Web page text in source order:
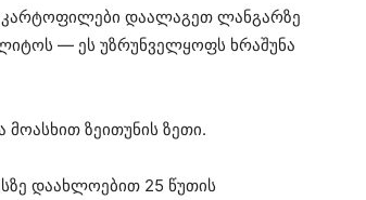
კარტოფილები დაალაგეთ ლანგარზე
— ეს უზრუნველყოფს ხრაშუნა
ზეითუნის ზეთი.
დაახლოებით 25 წუთის